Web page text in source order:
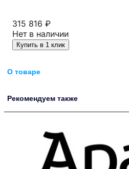
315 816 ₽
Нет в наличии
Купить в 1 клик
О товаре
Рекомендуем также